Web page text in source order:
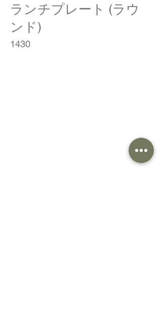
ランチプレート (ラウ
ンド)
1430